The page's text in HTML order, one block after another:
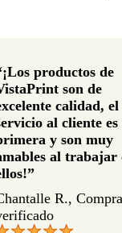
productos de
son de
calidad, el
al cliente es
y son muy
al trabajar
R.,